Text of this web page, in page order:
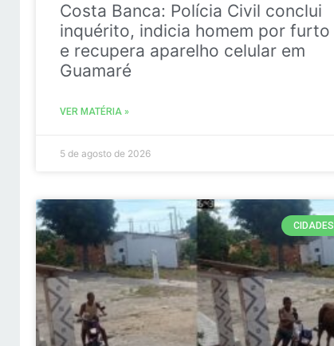
Costa Banca: Polícia Civil conclui
inquérito, indicia homem por furto
e recupera aparelho celular em
Guamaré
VER MATÉRIA »
5 de agosto de 2026
CIDADES